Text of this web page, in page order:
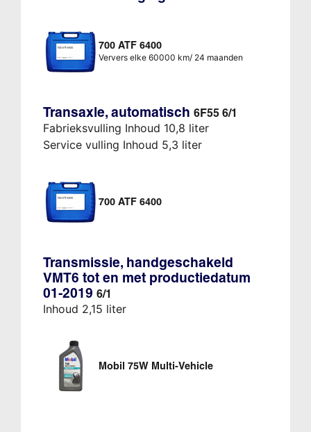
700 ATF 6400
Ververs elke 60000 km/ 24 maanden
Transaxle, automatisch 6F55 6/1
Fabrieksvulling Inhoud 10,8 liter
Service vulling Inhoud 5,3 liter
700 ATF 6400
Transmissie, handgeschakeld
VMT6 tot en met productiedatum
01-2019 6/1
Inhoud 2,15 liter
Mobil 75W Multi-Vehicle